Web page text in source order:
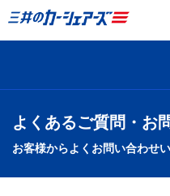
よくあるご質問・お
お客様からよくお問い合わせ